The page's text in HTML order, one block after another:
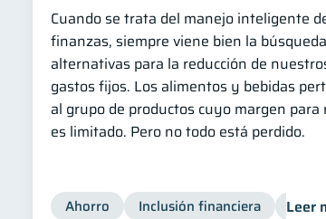
Cuando se trata del manejo inteligente
finanzas, siempre viene bien la
alternativas para la reducción de
gastos fijos. Los alimentos y bebidas
al grupo de productos cuyo margen para
es limitado. Pero no todo está perdido.
Ahorro Inclusión financiera Leer